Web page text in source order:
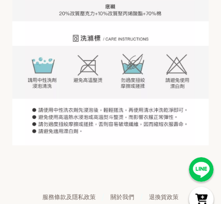
服務條款及隱私政策 關於我們 退換貨政策